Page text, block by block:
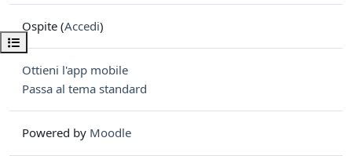
Apri indice del corso
Ospite (Accedi)
Ottieni l'app mobile
Passa al tema standard
Powered by Moodle